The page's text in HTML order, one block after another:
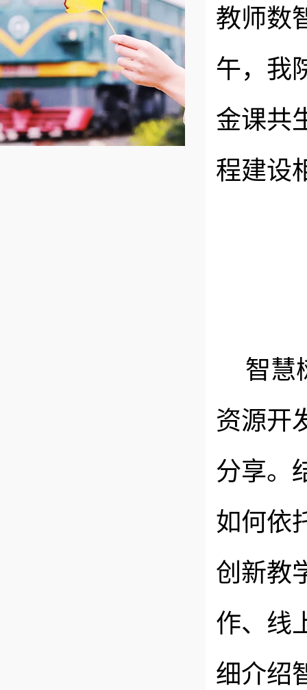
教师数
午，我
金课共
程建设
智慧
资源开
分享。
如何依
创新教
作、线
细介绍